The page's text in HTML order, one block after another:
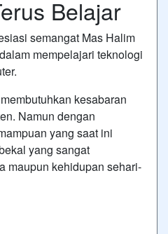
Belajar
semangat Mas Halim
mempelajari teknologi
kesabaran
Namun dengan
yang saat ini
yang sangat
maupun kehidupan sehari-